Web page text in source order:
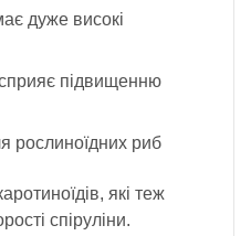
дуже високі
сприяє підвищенню
рослиноїдних риб
які теж
спіруліни.